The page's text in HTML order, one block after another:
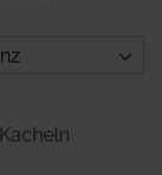
Kacheln